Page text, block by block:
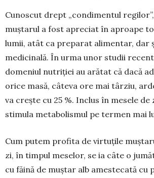
Cunoscut drept „condimentul
muş­tarul a fost apreciat în aproape
lumii, atât ca preparat ali­men­tar, dar
medicinală. În urma unor studii
domeniul nutriţiei au arătat că dacă
orice ma­să, câteva ore mai târziu,
va creşte cu 25 %. Inclus în mesele de
stimula metabo­lis­mul pe termen mai
Cum putem profita de virtuțile
zi, în timpul meselor, se ia câte o
cu făină de muştar alb ames­tecată cu